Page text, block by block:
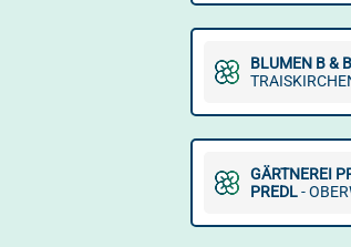
BLUMEN B &
GÄRTNEREI
PREDL-